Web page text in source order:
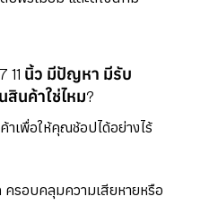
11 นิ้ว มีปัญหา มีรับ
นค้าใช่ไหม?
เพื่อให้คุณช้อปได้อย่างไร้
ครอบคลุมความเสียหายหรือ